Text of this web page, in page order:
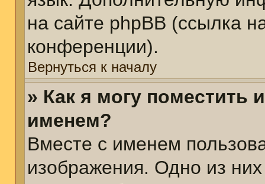
на сайте phpBB (ссылка
конференции).
Вернуться к началу
» Как я могу поместить
именем?
Вместе с именем
изображения. Одно из